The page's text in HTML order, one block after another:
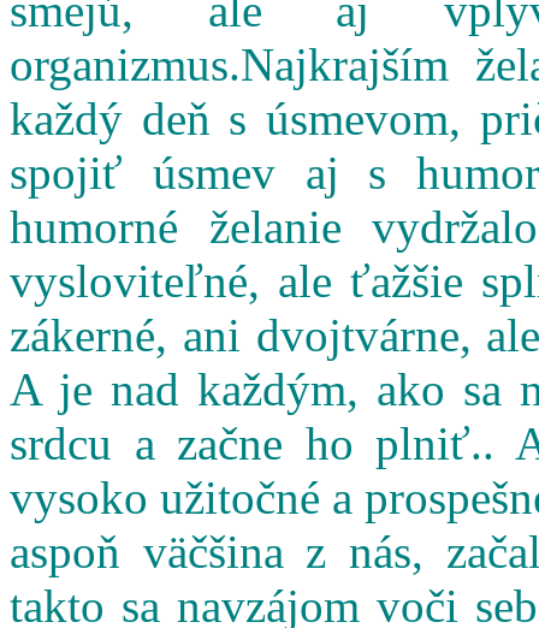
smejú, ale aj
organizmus.Najkrajším
každý deň s úsmevom,
spojiť úsmev aj s
humorné želanie
vysloviteľné, ale ťažšie
zákerné, ani dvojtvárne,
A je nad každým, ako sa
srdcu a začne ho plniť..
vysoko užitočné a
aspoň väčšina z nás,
takto sa navzájom voči